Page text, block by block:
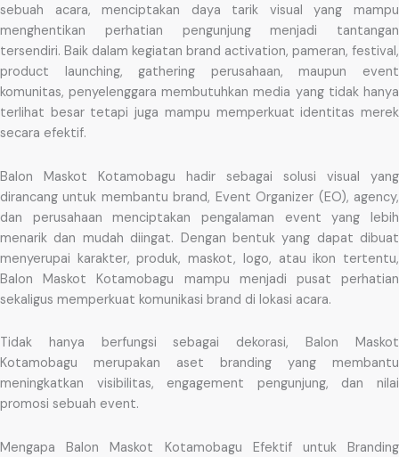
sebuah acara, menciptakan daya tarik visual yang mampu
menghentikan perhatian pengunjung menjadi tantangan
tersendiri. Baik dalam kegiatan brand activation, pameran, festival,
product launching, gathering perusahaan, maupun event
komunitas, penyelenggara membutuhkan media yang tidak hanya
terlihat besar tetapi juga mampu memperkuat identitas merek
secara efektif.
Balon Maskot Kotamobagu hadir sebagai solusi visual yang
dirancang untuk membantu brand, Event Organizer (EO), agency,
dan perusahaan menciptakan pengalaman event yang lebih
menarik dan mudah diingat. Dengan bentuk yang dapat dibuat
menyerupai karakter, produk, maskot, logo, atau ikon tertentu,
Balon Maskot Kotamobagu mampu menjadi pusat perhatian
sekaligus memperkuat komunikasi brand di lokasi acara.
Tidak hanya berfungsi sebagai dekorasi, Balon Maskot
Kotamobagu merupakan aset branding yang membantu
meningkatkan visibilitas, engagement pengunjung, dan nilai
promosi sebuah event.
Mengapa Balon Maskot Kotamobagu Efektif untuk Branding